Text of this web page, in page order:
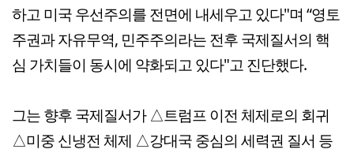
하고 미국 우선주의를 전면에 내세우고 있다"며 “영토
주권과 자유무역, 민주주의라는 전후 국제질서의 핵
심 가치들이 동시에 약화되고 있다"고 진단했다.
그는 향후 국제질서가 △트럼프 이전 체제로의 회귀
△미중 신냉전 체제 △강대국 중심의 세력권 질서 등